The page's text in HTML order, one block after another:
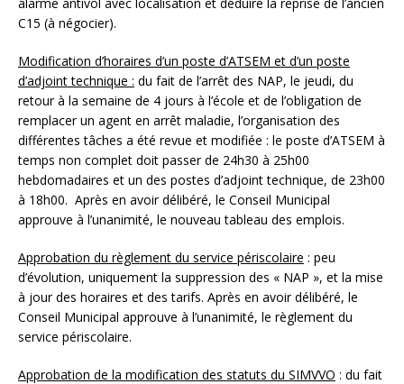
C15 (à négocier).
Modification d’horaires d’un poste d’ATSEM et d’un poste
d’adjoint technique : du fait de l’arrêt des NAP, le jeudi, du
retour à la semaine de 4 jours à l’école et de l’obligation de
remplacer un agent en arrêt maladie, l’organisation des
différentes tâches a été revue et modifiée : le poste d’ATSEM à
temps non complet doit passer de 24h30 à 25h00
hebdomadaires et un des postes d’adjoint technique, de 23h00
à 18h00. Après en avoir délibéré, le Conseil Municipal
approuve à l’unanimité, le nouveau tableau des emplois.
Approbation du règlement du service périscolaire : peu
d’évolution, uniquement la suppression des « NAP », et la mise
à jour des horaires et des tarifs. Après en avoir délibéré, le
Conseil Municipal approuve à l’unanimité, le règlement du
service périscolaire.
Approbation de la modification des statuts du SIMVVO : du fait